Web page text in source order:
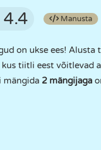
4.4 Manusta
on ukse ees!
tiitli eest
mängida 2 mängijaga